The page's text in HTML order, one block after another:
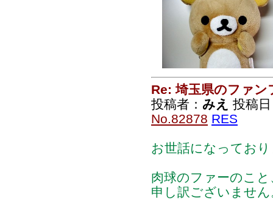
Re: 埼玉県のファン
投稿者： みえ 投稿
No.82878 RES
お世話になってお
肉球のファーのこ
申し訳ございません